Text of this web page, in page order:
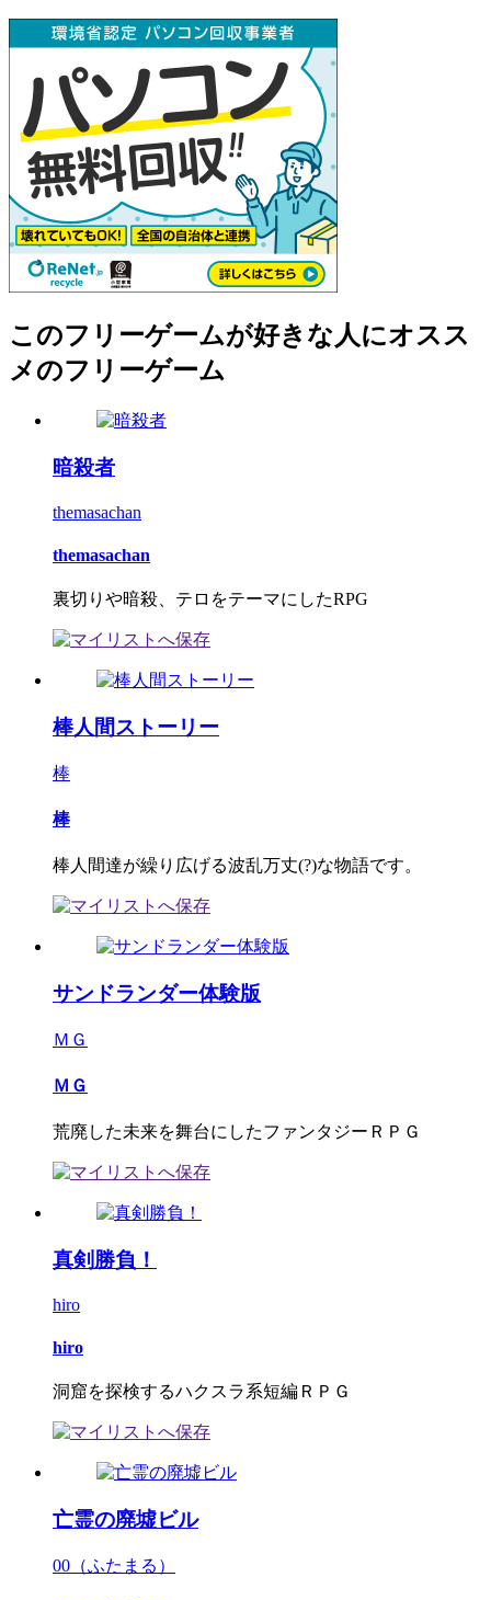
このフリーゲームが好きな人にオスス
メのフリーゲーム
暗殺者
themasachan
themasachan
裏切りや暗殺、テロをテーマにしたRPG
棒人間ストーリー
棒
棒
棒人間達が繰り広げる波乱万丈(?)な物語です。
サンドランダー体験版
ＭＧ
ＭＧ
荒廃した未来を舞台にしたファンタジーＲＰＧ
真剣勝負！
hiro
hiro
洞窟を探検するハクスラ系短編ＲＰＧ
亡霊の廃墟ビル
00（ふたまる）